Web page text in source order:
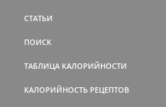
СТАТЬИ
ПОИСК
ТАБЛИЦА КАЛОРИЙНОСТИ
КАЛОРИЙНОСТЬ РЕЦЕПТОВ